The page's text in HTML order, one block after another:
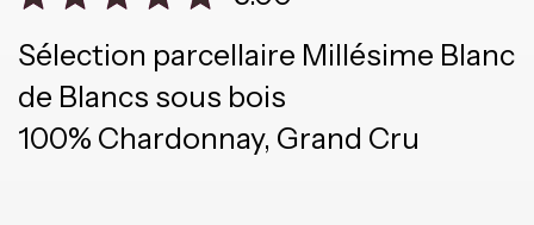
Sélection parcellaire Millésime Blanc
de Blancs sous bois
100% Chardonnay, Grand Cru